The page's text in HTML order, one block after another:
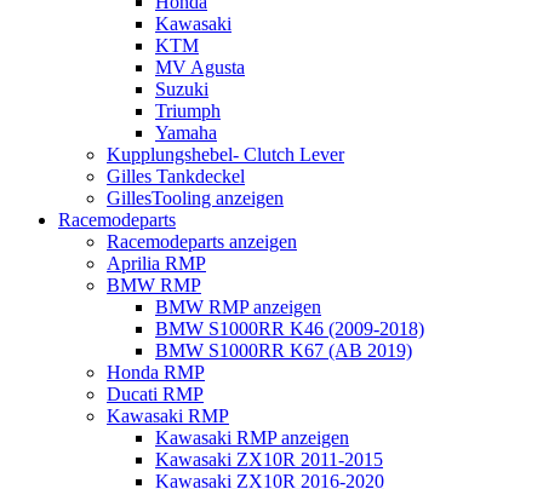
Kawasaki
KTM
MV Agusta
Suzuki
Triumph
Yamaha
Kupplungshebel- Clutch Lever
Gilles Tankdeckel
GillesTooling anzeigen
Racemodeparts
Racemodeparts anzeigen
Aprilia RMP
BMW RMP
BMW RMP anzeigen
BMW S1000RR K46 (2009-2018)
BMW S1000RR K67 (AB 2019)
Honda RMP
Ducati RMP
Kawasaki RMP
Kawasaki RMP anzeigen
Kawasaki ZX10R 2011-2015
Kawasaki ZX10R 2016-2020